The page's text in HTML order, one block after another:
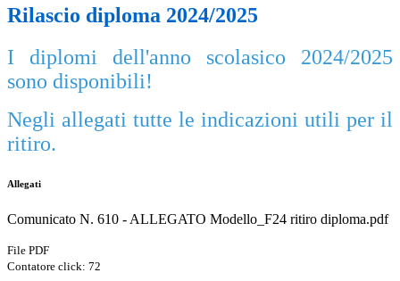
Rilascio diploma 2024/2025
I diplomi dell'anno scolasico 2024/2025
sono disponibili!
Negli allegati tutte le indicazioni utili per il
ritiro.
Allegati
Comunicato N. 610 - ALLEGATO Modello_F24 ritiro diploma.pdf
File PDF
Contatore click: 72